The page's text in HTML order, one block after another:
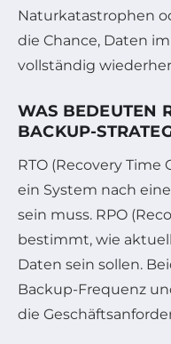
Naturkatastrophen
die Chance, Daten
vollständig
WAS BEDEUTEN
BACKUP-
RTO (Recovery
ein System nach
sein muss. RPO
bestimmt, wie
Daten sein sollen.
Backup-Frequenz
die